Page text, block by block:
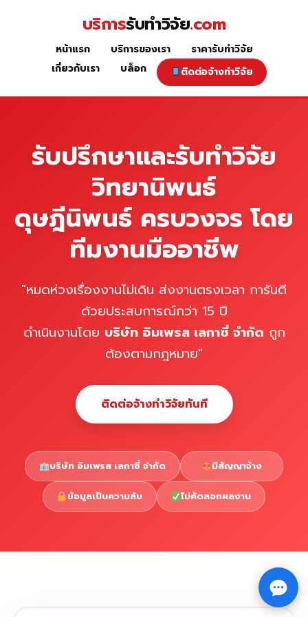
หน้าแรก
Copyright © 2026 รับทำวิจัย รับทำวิทยานิพนธ์ รับทำ⇧
บริการรับทำวิจัย.com
หน้าแรก บริการของเรา
ราคารับทำวิจัย
เกี่ยวกับเรา
บล็อก ติดต่อจ้างทำวิจัย
รับปรึกษาและรับทำวิจัย
วิทยานิพนธ์
ดุษฎีนิพนธ์ ครบวงจร โดย
ทีมงานมืออาชีพ
"หมดห่วงเรื่องงานไม่เดิน ส่งงานตรงเวลา การันตี
ด้วยประสบการณ์กว่า 15 ปี
ดำเนินงานโดย บริษัท อิมเพรส เลกาซี่ จำกัด ถูก
ต้องตามกฎหมาย"
ติดต่อจ้างทำวิจัยทันที
บริษัท อิมเพรส เลกาซี่ จำกัด มีสัญญาจ้าง
ข้อมูลเป็นความลับ ไม่คัดลอกผลงาน